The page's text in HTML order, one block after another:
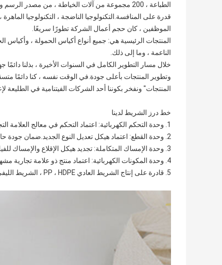
الطباعة ، 200 مجموعة من آلات الخياطة ، من مصدر
قدرة على المنافسة.التكنولوجيا الناضجة ، التكنولوجيا
الموظفين ، كان حجم أعمال الشركة تطورًا سريعًا.
المنتجات الرئيسية هي: جميع أنواع أكياس الحمولة ، وأكياس
الناعمة ، وما إلى ذلك.
خلال مسار التطوير الكامل في السنوات الأخيرة ، بذلنا دائمًا
وتطوير المنتجات بأعلى جودة.في الوقت نفسه ، كنا دائمًا
المنتجات" ونفخر بكوننا أحد الشركات الفيتنامية في الطليعة
خط درز الشريط لدينا
1. وحدة التحكم الكهربائية: اعتماد التحكم في معالج العلامة التجارية الأوروبية الشهيرة (الكمبيوتر)
2. وحدة القطع: اعتماد هيكل تعديل النوع الجديد.ضمان جودة حافة الشريط
3. وحدة الإمساك المتكاملة: تجديد هيكل الإقلاع والإمساك للفيلم السابق ، وتلبية متطلبات سرعة الخط الأعلى
4. وحدة المكونات الكهربائية: اعتماد منتج ذو علامة تجارية مشهورة مع ضمان دولي.
5. قادرة على إنتاج الشريط العادي PP ، HDPE ، الشريط الليفي ، الشريط المطوي وبعض الأشرطة المسطحة الأخرى بمواصفات مختلفة